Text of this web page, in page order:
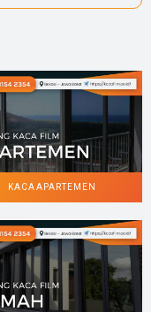
KACA APARTEMEN